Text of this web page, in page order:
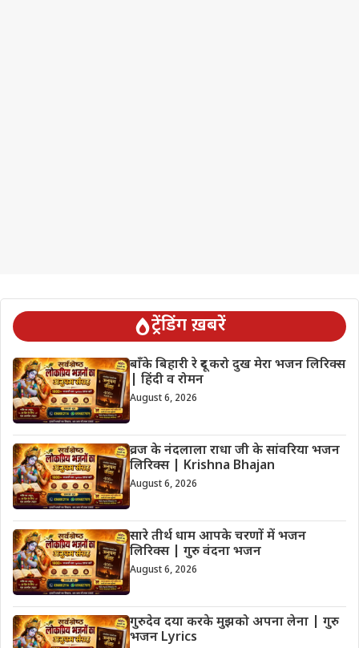
ट्रेंडिंग ख़बरें
बाँके बिहारी रे दूर करो दुख मेरा भजन लिरिक्स
| हिंदी व रोमन
August 6, 2026
व्रज के नंदलाला राधा जी के सांवरिया भजन
लिरिक्स | Krishna Bhajan
August 6, 2026
सारे तीर्थ धाम आपके चरणों में भजन
लिरिक्स | गुरु वंदना भजन
August 6, 2026
गुरुदेव दया करके मुझको अपना लेना | गुरु
भजन Lyrics